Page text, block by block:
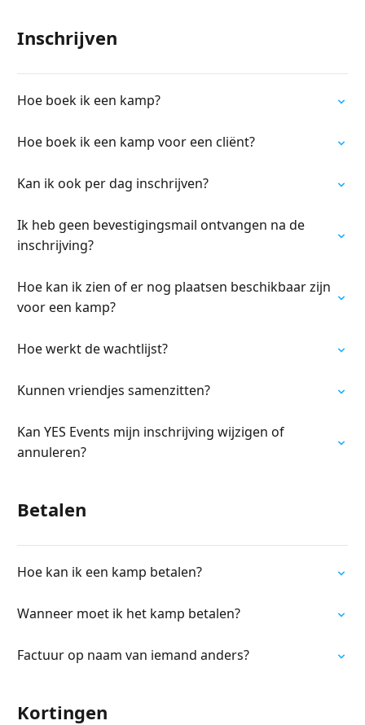
Inschrijven
Hoe boek ik een kamp?
Hoe boek ik een kamp voor een cliënt?
Kan ik ook per dag inschrijven?
Ik heb geen bevestigingsmail ontvangen na de
inschrijving?
Hoe kan ik zien of er nog plaatsen beschikbaar zijn
voor een kamp?
Hoe werkt de wachtlijst?
Kunnen vriendjes samenzitten?
Kan YES Events mijn inschrijving wijzigen of
annuleren?
Betalen
Hoe kan ik een kamp betalen?
Wanneer moet ik het kamp betalen?
Factuur op naam van iemand anders?
Kortingen